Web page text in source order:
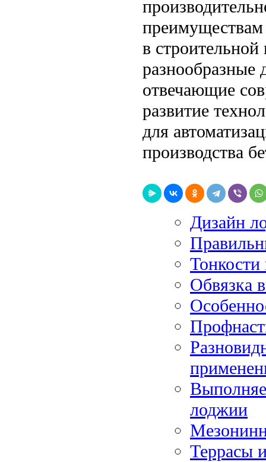
в строительной
разнообразные
отвечающие
развитие
для
производства
Дизайн
Тонкости
Обвязка
лоджии
Террасы